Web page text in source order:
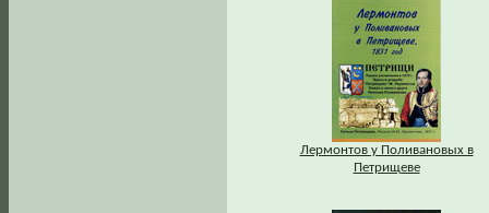
Лермонтов у Поливановых в
Петрищеве